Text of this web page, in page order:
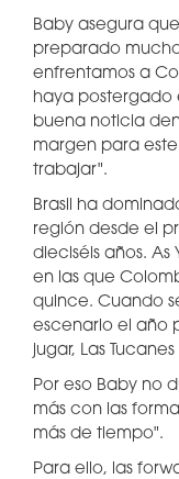
Baby asegura
preparado
enfrentamos a
haya postergado
buena noticia
margen para
trabajar".
Brasil ha
región desde el
dieciséis años.
en las que
quince. Cuando
escenario el año
jugar, Las
Por eso Baby no
más con las
más de tiempo".
Para ello, las